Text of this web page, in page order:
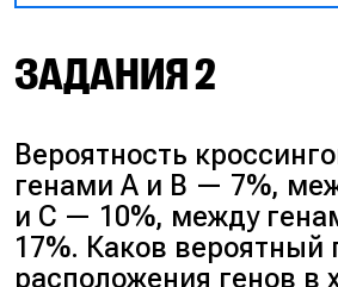
хромосомный
или Cb/cB. Поскольку
кроссинговер
отменяется.
хромосомы
дочерние клетки
ЗАДАНИЯ 2
Вероятность
генами А и В — 7%,
и С — 10%, между
17%. Каков вероятный
расположения генов в